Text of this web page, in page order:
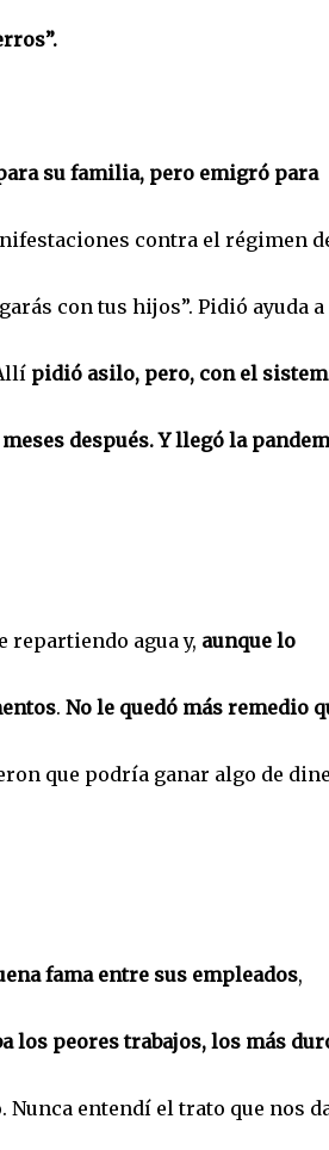
su familia, pero emigró para
contra el régimen
con tus hijos”. Pidió ayuda a
pidió asilo, pero, con el
después. Y llegó la
repartiendo agua y, aunque lo
. No le quedó más remedio
que podría ganar algo de
fama entre sus empleados,
los peores trabajos, los más
entendí el trato que nos